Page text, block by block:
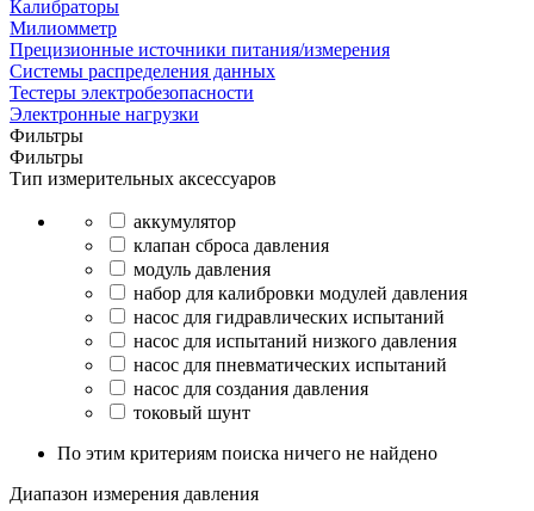
Калибраторы
Милиомметр
Прецизионные источники питания/измерения
Системы распределения данных
Тестеры электробезопасности
Электронные нагрузки
Фильтры
Фильтры
Тип измерительных аксессуаров
аккумулятор
клапан сброса давления
модуль давления
набор для калибровки модулей давления
насос для гидравлических испытаний
насос для испытаний низкого давления
насос для пневматических испытаний
насос для создания давления
токовый шунт
По этим критериям поиска ничего не найдено
Диапазон измерения давления